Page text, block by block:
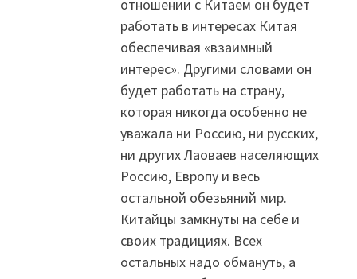
отношении с Китаем он будет
работать в интересах Китая
обеспечивая «взаимный
интерес». Другими словами он
будет работать на страну,
которая никогда особенно не
уважала ни Россию, ни русских,
ни других Лаоваев населяющих
Россию, Европу и весь
остальной обезьяний мир.
Китайцы замкнуты на себе и
своих традициях. Всех
остальных надо обмануть, а